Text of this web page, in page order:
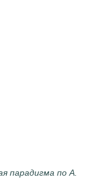
парадигма по А.